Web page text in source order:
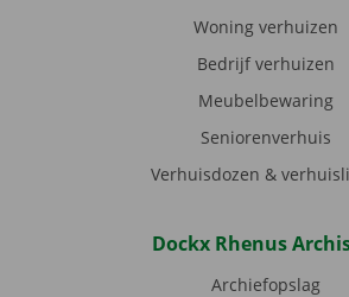
Woning verhuizen
Bedrijf verhuizen
Meubelbewaring
Seniorenverhuis
Verhuisdozen &
Dockx Rhenus
Archiefopslag